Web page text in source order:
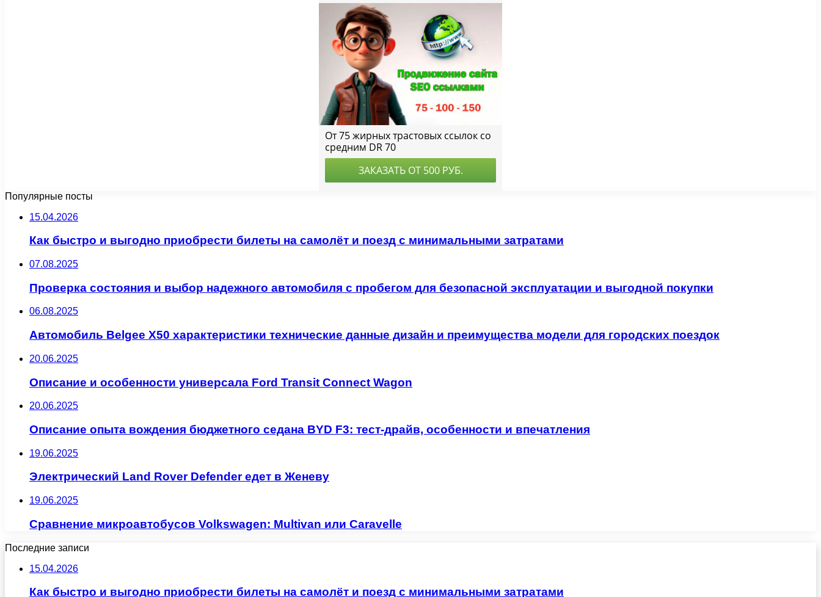
Популярные посты
15.04.2026
Как быстро и выгодно приобрести билеты на самолёт и поезд с минимальными затратами
07.08.2025
Проверка состояния и выбор надежного автомобиля с пробегом для безопасной эксплуатации и выгодной покупки
06.08.2025
Автомобиль Belgee X50 характеристики технические данные дизайн и преимущества модели для городских поездок
20.06.2025
Описание и особенности универсала Ford Transit Connect Wagon
20.06.2025
Описание опыта вождения бюджетного седана BYD F3: тест-драйв, особенности и впечатления
19.06.2025
Электрический Land Rover Defender едет в Женеву
19.06.2025
Сравнение микроавтобусов Volkswagen: Multivan или Caravelle
Последние записи
15.04.2026
Как быстро и выгодно приобрести билеты на самолёт и поезд с минимальными затратами